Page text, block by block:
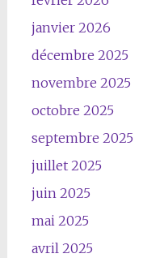
janvier 2026
décembre 2025
novembre 2025
octobre 2025
septembre 2025
juillet 2025
juin 2025
mai 2025
avril 2025